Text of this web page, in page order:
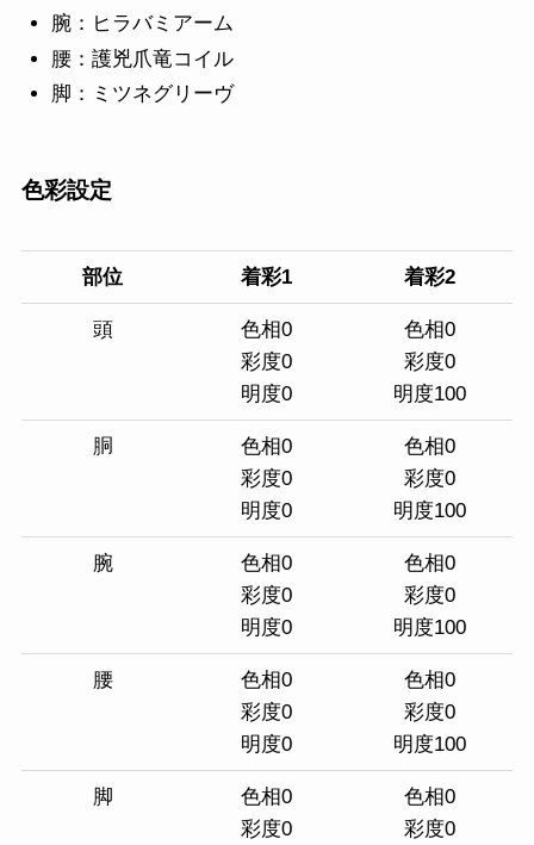
腕：ヒラバミアーム
腰：護兇爪竜コイル
脚：ミツネグリーヴ
色彩設定
部位 着彩1 着彩2
頭
色相0
彩度0
明度0
色相0
彩度0
明度100
胴
色相0
彩度0
明度0
色相0
彩度0
明度100
腕
色相0
彩度0
明度0
色相0
彩度0
明度100
腰
色相0
彩度0
明度0
色相0
彩度0
明度100
脚
色相0
彩度0
色相0
彩度0